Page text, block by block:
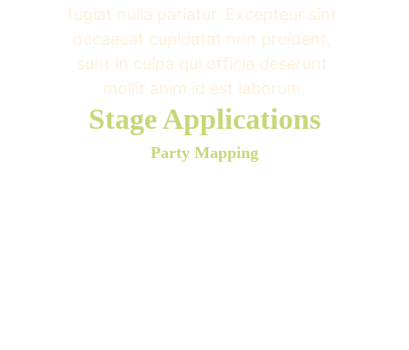
fugiat nulla pariatur. Excepteur sint
occaecat cupidatat non proident,
sunt in culpa qui officia deserunt
mollit anim id est laborum.
Stage Applications
Party Mapping